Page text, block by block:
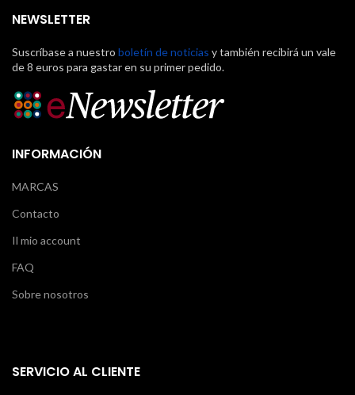
NEWSLETTER
Suscríbase a nuestro boletín de noticias y también recibirá un vale
de 8 euros para gastar en su primer pedido.
INFORMACIÓN
MARCAS
Contacto
Il mio account
FAQ
Sobre nosotros
SERVICIO AL CLIENTE